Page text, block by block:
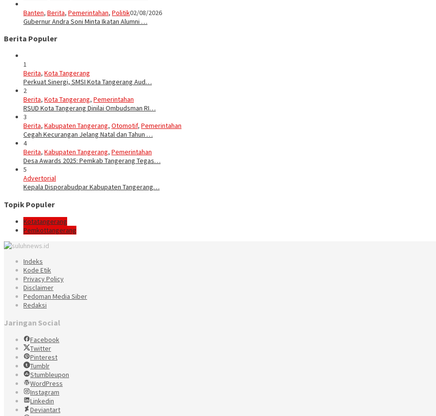
Banten, Berita, Pemerintahan, Politik02/08/2026
Gubernur Andra Soni Minta Ikatan Alumni …
Berita Populer
1
Berita, Kota Tangerang
Perkuat Sinergi, SMSI Kota Tangerang Aud…
2
Berita, Kota Tangerang, Pemerintahan
RSUD Kota Tangerang Dinilai Ombudsman RI…
3
Berita, Kabupaten Tangerang, Otomotif, Pemerintahan
Cegah Kecurangan Jelang Natal dan Tahun …
4
Berita, Kabupaten Tangerang, Pemerintahan
Desa Awards 2025: Pemkab Tangerang Tegas…
5
Advertorial
Kepala Disporabudpar Kabupaten Tangerang…
Topik Populer
Kotatangerang
Pemkottangerang
Indeks
Kode Etik
Privacy Policy
Disclaimer
Pedoman Media Siber
Redaksi
Jaringan Social
Facebook
Twitter
Pinterest
Tumblr
Stumbleupon
WordPress
Instagram
Linkedin
Deviantart